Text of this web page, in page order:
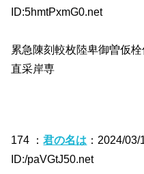
ID:5hmtPxmG0.net
累急陳刻較枚陸卑御曽仮
直采岸専
174 ：君の名は ：2024/
ID:/paVGtJ50.net